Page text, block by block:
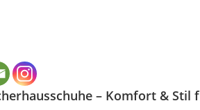
– Komfort & Stil